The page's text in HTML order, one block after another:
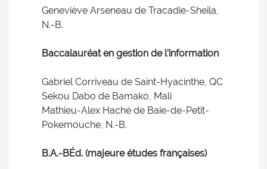
Geneviève Arseneau de Tracadie-Sheila,
N.-B.
Baccalauréat en gestion de l’information
Gabriel Corriveau de Saint-Hyacinthe, QC
Sekou Dabo de Bamako, Mali
Mathieu-Alex Haché de Baie-de-Petit-
Pokemouche, N.-B.
B.A.-BÉd. (majeure études françaises)